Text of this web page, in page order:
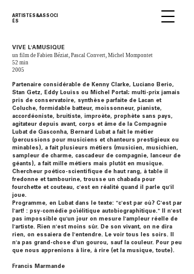
ARTISTES&ASSOCI
ÉS
VIVE L'AMUSIQUE
un film de Fabien Béziat, Pascal Convert, Michel Mompontet
52 min
2005
Partenaire considérable de Kenny Clarke, Luciano Berio,
Stan Getz, Eddy Louiss ou Michel Portal; multi-prix jamais
pris de conservatoire, synthèse parfaite de Lacan et
Coluche, formidable batteur, moissonneur, pianiste,
accordéoniste, bruitiste, improète, prophète sans pays,
agitateur depuis avant, corps et âme de la Compagnie
Lubat de Gasconha, Bernard Lubat a fait le métier
(percussions pour musiciens et chanteurs prestigieux ou
minables), a fait plusieurs métiers (musicien, musichien,
sampleur de charme, cascadeur de compagnie, lanceur de
géants), a fait mille métiers mais plutôt en musique.
Chercheur poético-scientifique de haut rang, à table il
fredonne et tambourine, trousse un chabada pour
fourchette et couteau, c'est en réalité quand il parle qu'il
joue.
Programme, en Lubat dans le texte: "c'est par où? C'est par
l'art! : psy-comédie poïélitique autobiographitique." Il n'est
pas impossible qu'un jour on mesure l'ampleur réelle de
l'artiste. Rien n'est moins sûr. De son vivant, on ne dira
rien, on essaiera de l'entendre. Le voir tous les soirs. Il
n'a pas grand-chose d'un gourou, sauf la couleur. Pour peu
que nous apprenions à lire, à rire (et la musique, toute).
Francis Marmande